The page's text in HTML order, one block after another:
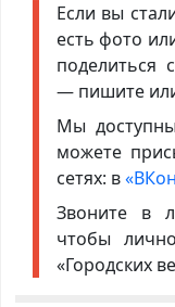
Если вы
есть фото
поделиться
— пишите
Мы
можете
сетях: в
Звоните в
чтобы
«Городских